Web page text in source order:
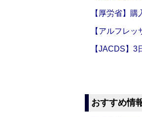
【厚労省】
【アルフレ
【JACDS】
おすすめ情